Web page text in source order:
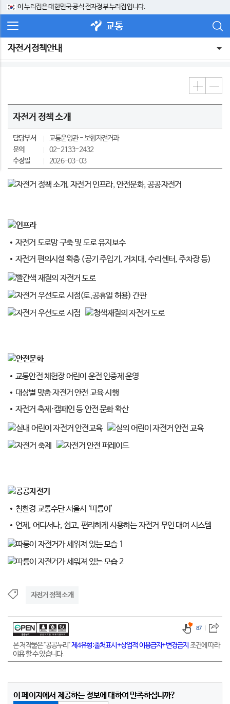
이 누리집은 대한민국 공식 전자정부 누리집입니다.
교통
자전거정책안내
자전거 정책 소개
담당부서 교통운영관
보행자전거과
문의
02-2133-2432
수정일
2026-03-03
자전거 도로망 구축 및 도로 유지보수
자전거 편의시설 확충 (공기 주입기, 거치대, 수리센터, 주차장 등)
교통안전 체험장 어린이 운전 인증제 운영
대상별 맞춤 자전거 안전 교육 시행
자전거 축제·캠페인 등 안전 문화 확산
친환경 교통수단 서울시 ‘따릉이’
언제, 어디서나, 쉽고, 편리하게 사용하는 자전거 무인 대여 시스템
자전거 정책 소개
본 저작물은 "공공누리"제4유형:출처표시+상업적 이용금지+변경금지 조건에 따라
이용 할 수 있습니다.
87
이 페이지에서 제공하는 정보에 대하여 만족하십니까?